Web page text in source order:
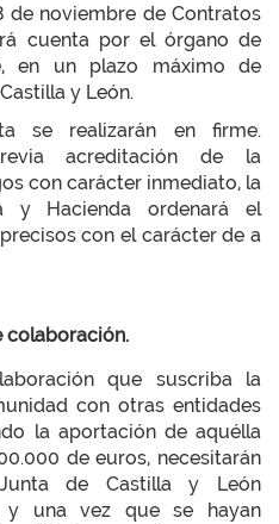
de noviembre de Contratos
cuenta por el órgano de
en un plazo máximo de
y León.
se realizarán en firme.
acreditación de la
con carácter inmediato, la
y Hacienda ordenará el
con el carácter de a
colaboración.
que suscriba la
con otras entidades
la aportación de aquélla
de euros, necesitarán
de Castilla y León
y una vez que se hayan